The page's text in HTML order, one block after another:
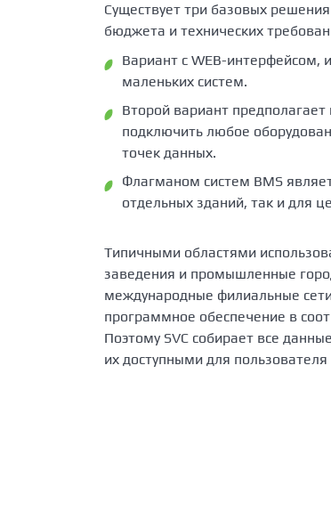
Существует три базовых
бюджета и технических
Вариант с WEB-интерфейсом,
маленьких систем.
Второй вариант
подключить любое
точек данных.
Флагманом систем BMS
отдельных зданий, так и для
Типичными областями
заведения и промышленные
международные филиальные
программное обеспечение в
Поэтому SVC собирает все
их доступными для